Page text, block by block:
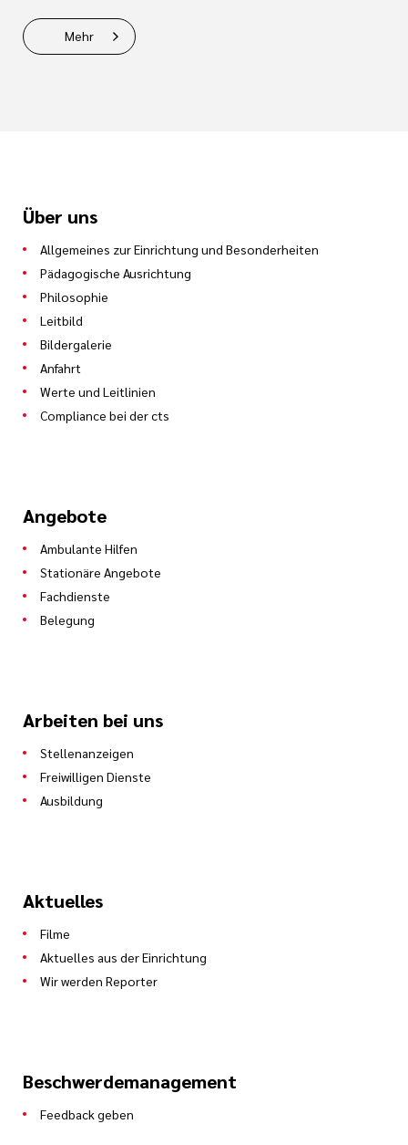
Mehr
Über uns
Allgemeines zur Einrichtung und Besonderheiten
Pädagogische Ausrichtung
Philosophie
Leitbild
Bildergalerie
Anfahrt
Werte und Leitlinien
Compliance bei der cts
Angebote
Ambulante Hilfen
Stationäre Angebote
Fachdienste
Belegung
Arbeiten bei uns
Stellenanzeigen
Freiwilligen Dienste
Ausbildung
Aktuelles
Filme
Aktuelles aus der Einrichtung
Wir werden Reporter
Beschwerdemanagement
Feedback geben